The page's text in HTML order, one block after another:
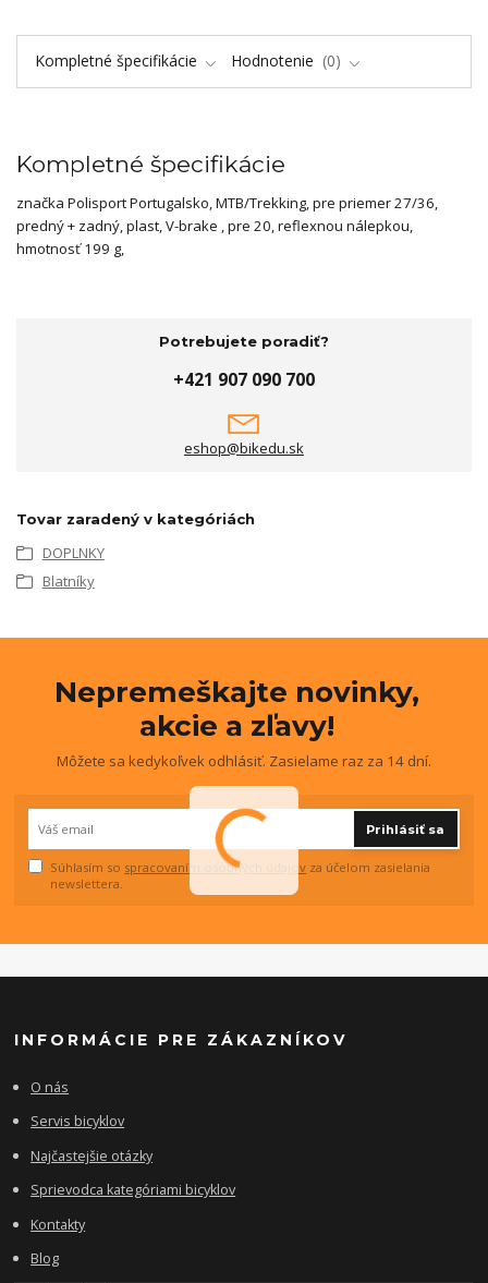
Kompletné špecifikácie Hodnotenie 0
Kompletné špecifikácie
značka Polisport Portugalsko, MTB/Trekking, pre priemer 27/36,
predný + zadný, plast, V-brake , pre 20, reflexnou nálepkou,
hmotnosť 199 g,
Potrebujete poradiť?
+421 907 090 700
eshop@bikedu.sk
Tovar zaradený v kategóriách
DOPLNKY
Blatníky
Nepremeškajte novinky,
akcie a zľavy!
Môžete sa kedykoľvek odhlásiť. Zasielame raz za 14 dní.
Prihlásiť sa
Súhlasím so spracovaním osobných údajov za účelom zasielania
newslettera.
INFORMÁCIE PRE ZÁKAZNÍKOV
O nás
Servis bicyklov
Najčastejšie otázky
Sprievodca kategóriami bicyklov
Kontakty
Blog